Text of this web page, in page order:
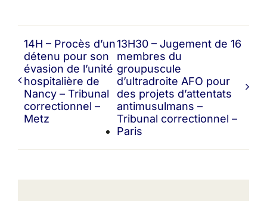
14H – Procès d’un
détenu pour son
évasion de l’unité
hospitalière de
Nancy – Tribunal
correctionnel –
Metz
13H30 – Jugement de 16
membres du
groupuscule
d’ultradroite AFO pour
des projets d’attentats
antimusulmans –
Tribunal correctionnel –
Paris